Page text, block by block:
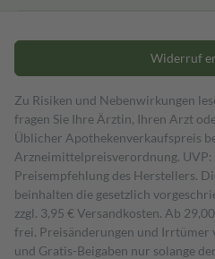
Widerruf
Zu Risiken und Nebenwirkungen
fragen Sie Ihre Ärztin, Ihren Arzt
Üblicher Apothekenverkaufspreis
Arzneimittelpreisverordnung.
Preisempfehlung des Herstellers.
beinhalten die gesetzlich
zzgl. 3,95 € Versandkosten. Ab
frei. Preisänderungen und Irrtümer
und Gratis-Beigaben nur solange